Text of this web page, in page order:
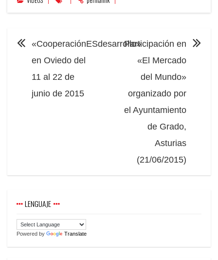
NAVEGACIÓN
«CooperaciónESdesarrollo»
en Oviedo del
11 al 22 de
junio de 2015
Participación en
«El Mercado
del Mundo»
organizado por
el Ayuntamiento
de Grado,
Asturias
(21/06/2015)
LENGUAJE
Powered by Translate